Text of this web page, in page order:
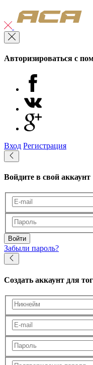
Авторизироваться с
Вход Регистрация
Войдите в свой аккаунт
Войти
Забыли пароль?
Создать аккаунт для